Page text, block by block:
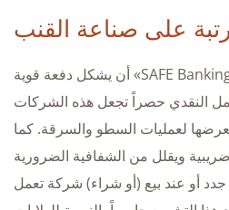
على صناعة القنب
من شأن قانون «SAFE Banking Act» أن يشكل دفعة قوية
النقدي حصراً تجعل هذه الشركات
لعمليات السطو والسرقة. كما
ويقلل من الشفافية الضرورية
أو عند بيع (أو شراء) شركة تعمل